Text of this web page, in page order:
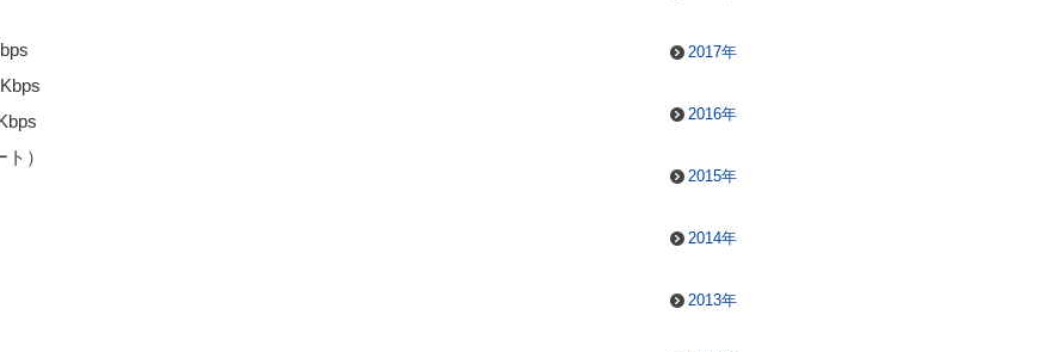
）
2017年
2016年
2015年
2014年
2013年